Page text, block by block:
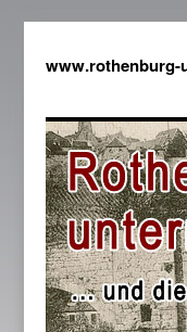
www.rothenburg-